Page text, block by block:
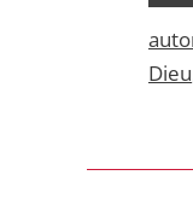
Dieu